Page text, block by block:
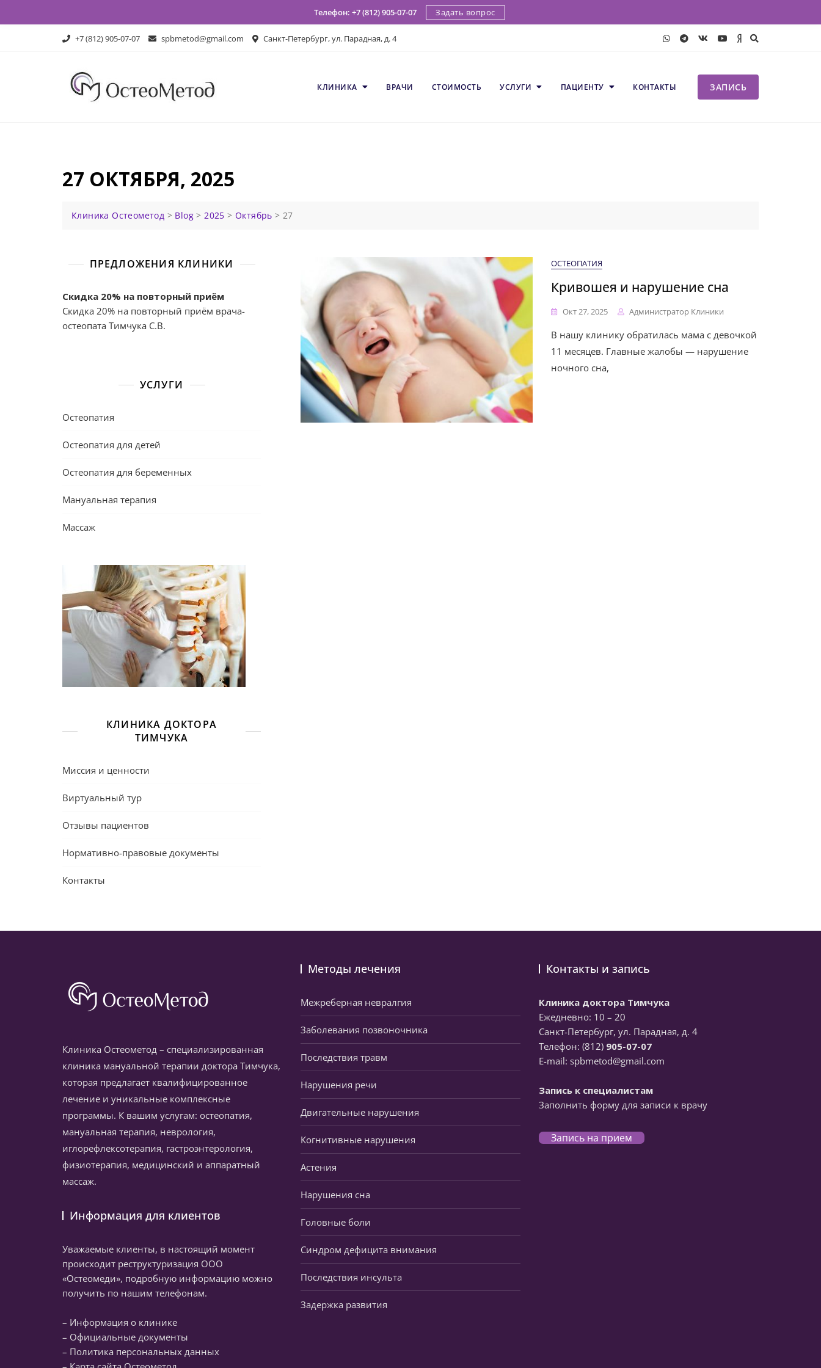
to
Телефон: +7 (812) 905-07-07 Задать вопрос
+7 (812) 905-07-07 spbmetod@gmail.com Санкт-Петербург, ул. Парадная, д. 4
КЛИНИКА ВРАЧИ СТОИМОСТЬ УСЛУГИ ПАЦИЕНТУ КОНТАКТЫ ЗАПИСЬ
27 ОКТЯБРЯ, 2025
Клиника Остеометод > Blog >2025 >Октябрь >27
ПРЕДЛОЖЕНИЯ КЛИНИКИ
Скидка 20% на повторный приём
Скидка 20% на повторный приём врача-
остеопата Тимчука С.В.
УСЛУГИ
Остеопатия
Остеопатия для детей
Остеопатия для беременных
Мануальная терапия
Массаж
КЛИНИКА ДОКТОРА
ТИМЧУКА
Миссия и ценности
Виртуальный тур
Отзывы пациентов
Нормативно-правовые документы
Контакты
ОСТЕОПАТИЯ
Кривошея и нарушение сна
Окт 27, 2025 Администратор Клиники
В нашу клинику обратилась мама с девочкой
11 месяцев. Главные жалобы — нарушение
ночного сна,
Клиника Остеометод – специализированная
клиника мануальной терапии доктора Тимчука,
которая предлагает квалифицированное
лечение и уникальные комплексные
программы. К вашим услугам: остеопатия,
мануальная терапия, неврология,
иглорефлексотерапия, гастроэнтерология,
физиотерапия, медицинский и аппаратный
массаж.
Информация для клиентов
Уважаемые клиенты, в настоящий момент
происходит реструктуризация ООО
«Остеомеди», подробную информацию можно
получить по нашим телефонам.
– Информация о клинике
– Официальные документы
– Политика персональных данных
Методы лечения
Межреберная невралгия
Заболевания позвоночника
Последствия травм
Нарушения речи
Двигательные нарушения
Когнитивные нарушения
Астения
Нарушения сна
Головные боли
Синдром дефицита внимания
Последствия инсульта
Задержка развития
Контакты и запись
Клиника доктора Тимчука
Ежедневно: 10 – 20
Санкт-Петербург, ул. Парадная, д. 4
Телефон: (812) 905-07-07
E-mail: spbmetod@gmail.com
Запись к специалистам
Заполнить форму для записи к врачу
Запись на прием